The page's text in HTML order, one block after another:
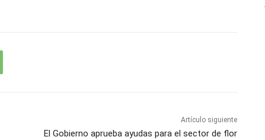
Artículo siguiente
El Gobierno aprueba ayudas para el sector de flor